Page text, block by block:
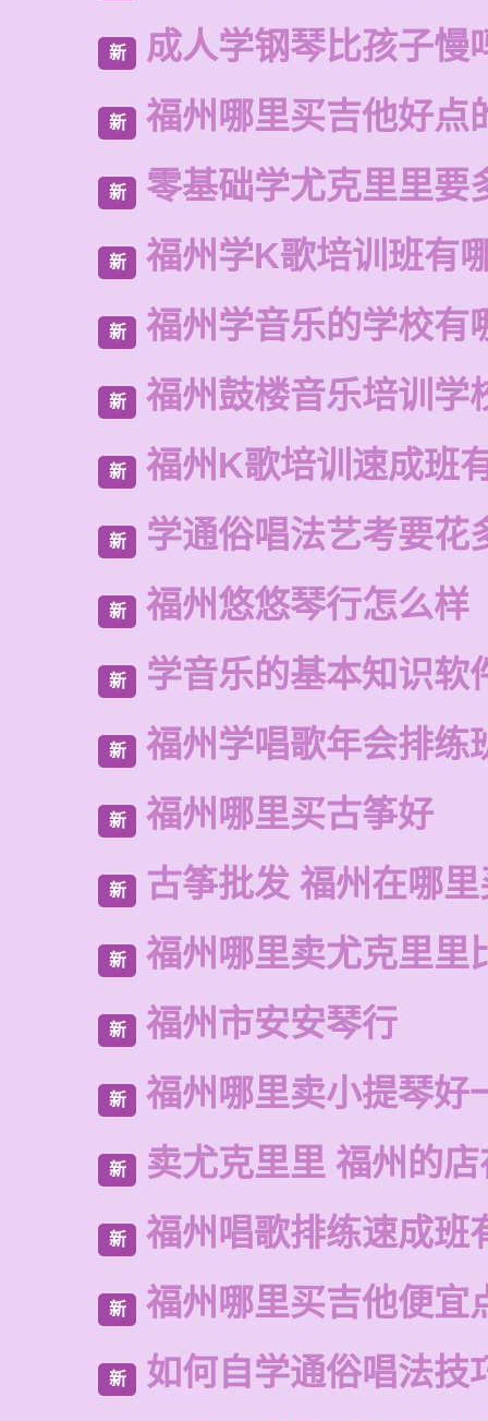
新 成人学钢琴比孩子慢
新 福州哪里买吉他好点
新 零基础学尤克里里要
新 福州学K歌培训班有
新 福州学音乐的学校有
新 福州鼓楼音乐培训学
新 福州K歌培训速成班
新 学通俗唱法艺考要花
新 福州悠悠琴行怎么样
新 学音乐的基本知识软
新 福州学唱歌年会排练
新 福州哪里买古筝好
新 古筝批发 福州在哪
新 福州哪里卖尤克里里
新 福州市安安琴行
新 福州哪里卖小提琴好
新 卖尤克里里 福州的
新 福州唱歌排练速成班
新 福州哪里买吉他便宜
新 如何自学通俗唱法技